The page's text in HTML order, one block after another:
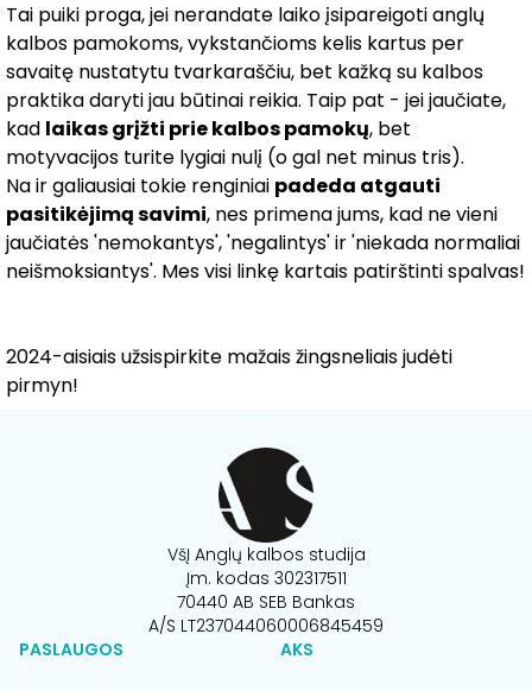
Tai puiki proga, jei nerandate laiko įsipareigoti anglų
kalbos pamokoms, vykstančioms kelis kartus per
savaitę nustatytu tvarkaraščiu, bet kažką su kalbos
praktika daryti jau būtinai reikia. Taip pat - jei jaučiate,
kad laikas grįžti prie kalbos pamokų, bet
motyvacijos turite lygiai nulį (o gal net minus tris).
Na ir galiausiai tokie renginiai padeda atgauti
pasitikėjimą savimi, nes primena jums, kad ne vieni
jaučiatės 'nemokantys', 'negalintys' ir 'niekada normaliai
neišmoksiantys'. Mes visi linkę kartais patirštinti spalvas!
2024-aisiais užsispirkite mažais žingsneliais judėti
pirmyn!
VšĮ Anglų kalbos studija
Įm. kodas 302317511
70440 AB SEB Bankas
A/S LT237044060006845459
PASLAUGOS
AKS